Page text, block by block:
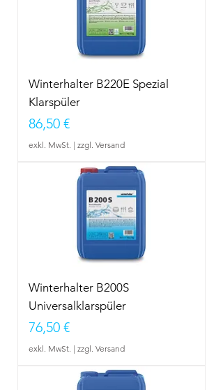
Winterhalter B220E Spezial
Klarspüler
Preis
86,50 €
exkl. MwSt. | zzgl. Versand
Winterhalter B200S
Universalklarspüler
Preis
76,50 €
exkl. MwSt. | zzgl. Versand